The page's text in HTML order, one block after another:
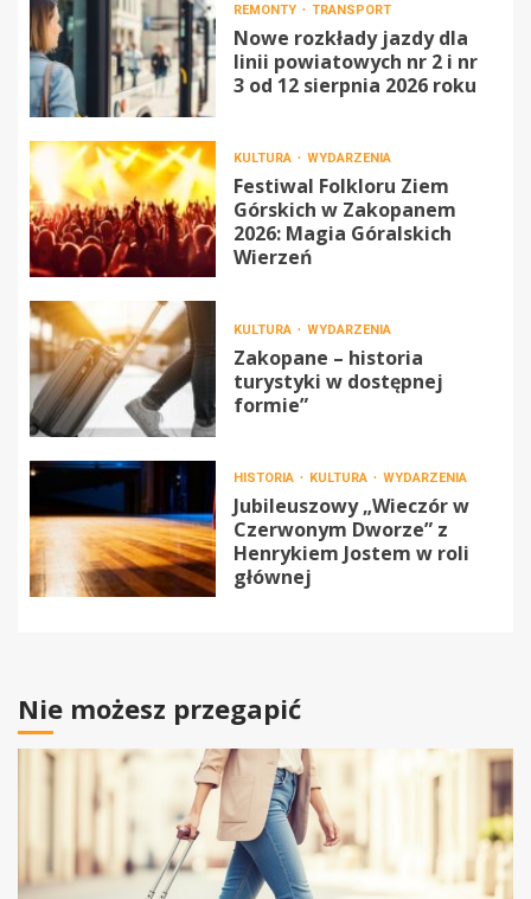
REMONTY TRANSPORT
Nowe rozkłady jazdy dla
linii powiatowych nr 2 i nr
3 od 12 sierpnia 2026 roku
KULTURA WYDARZENIA
Festiwal Folkloru Ziem
Górskich w Zakopanem
2026: Magia Góralskich
Wierzeń
KULTURA WYDARZENIA
Zakopane – historia
turystyki w dostępnej
formie”
HISTORIA KULTURA WYDARZENIA
Jubileuszowy „Wieczór w
Czerwonym Dworze” z
Henrykiem Jostem w roli
głównej
Nie możesz przegapić